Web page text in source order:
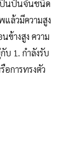
ป็นปั้นจั่นชนิด
แล้วมีความสูง
ข้างสูง ความ
1. กำลังรับ
การทรงตัว